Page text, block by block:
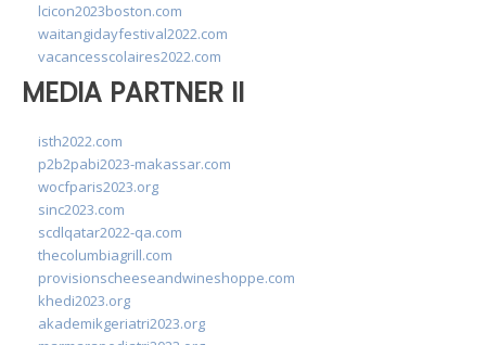
lcicon2023boston.com
waitangidayfestival2022.com
vacancesscolaires2022.com
MEDIA PARTNER II
isth2022.com
p2b2pabi2023-makassar.com
wocfparis2023.org
sinc2023.com
scdlqatar2022-qa.com
thecolumbiagrill.com
provisionscheeseandwineshoppe.com
khedi2023.org
akademikgeriatri2023.org